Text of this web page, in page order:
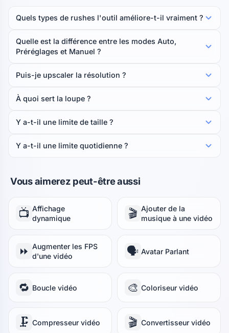
Quels types de rushes l'outil améliore-t-il vraiment ?
Quelle est la différence entre les modes Auto,
Préréglages et Manuel ?
Puis-je upscaler la résolution ?
À quoi sert la loupe ?
Y a-t-il une limite de taille ?
Y a-t-il une limite quotidienne ?
Vous aimerez peut-être aussi
📺 Affichage
dynamique
🎬 Ajouter de la
musique à une vidéo
⏩ Augmenter les FPS
d'une vidéo
🗣️ Avatar Parlant
🔁 Boucle vidéo 🎨 Coloriseur vidéo
🗜️ Compresseur vidéo 🎬 Convertisseur vidéo